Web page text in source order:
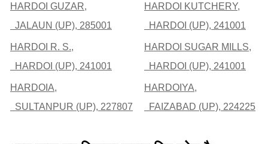
HARDOI GUZAR,
JALAUN (UP), 285001
HARDOI KUTCHERY,
HARDOI (UP), 241001
HARDOI R. S.,
HARDOI (UP), 241001
HARDOI SUGAR MILLS,
HARDOI (UP), 241001
HARDOIA,
SULTANPUR (UP), 227807
HARDOIYA,
FAIZABAD (UP), 224225